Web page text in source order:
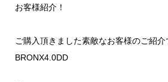
お客様紹介！
ご購入頂きました素敵なお客様のご紹
BRONX4.0DD